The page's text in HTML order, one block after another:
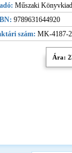
Műszaki
9789631644920
szám: MK-4187-
Ára: